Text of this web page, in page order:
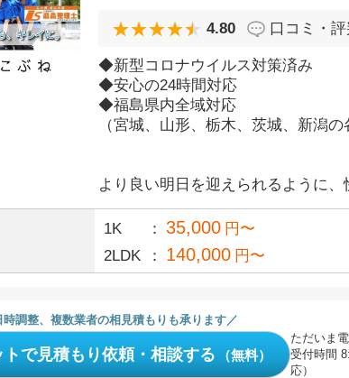
4.80 口コミ・評
◆新型コロナウイルス対策済み
◆安心の24時間対応
◆福島県内全域対応
（宮城、山形、栃木、茨城、新潟の
より良い明日を迎えられるように
1K 35,000 円〜
2LDK
140,000 円〜
時調整、複数業者の相見積もりも承ります
トで見積もり依頼・相談する （無料）
ただいま
受付時間
応）